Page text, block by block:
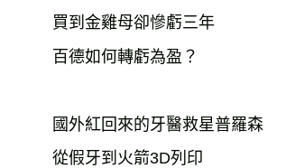
買到金雞母卻慘虧三年
百德如何轉虧為盈？
國外紅回來的牙醫救星普羅森
從假牙到火箭3D列印